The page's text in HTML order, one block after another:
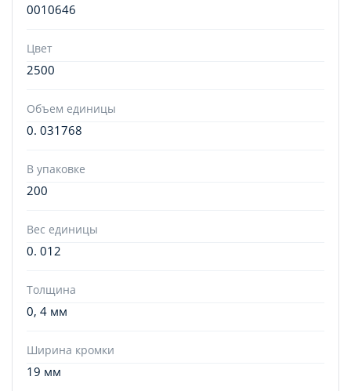
0010646
Цвет
2500
Объем единицы
0. 031768
В упаковке
200
Вес единицы
0. 012
Толщина
0, 4 мм
Ширина кромки
19 мм